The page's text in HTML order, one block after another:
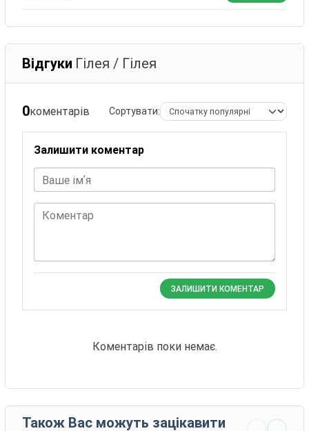
Відгуки Гілея / Гілея
0коментарів Сортувати:
Залишити коментар
Ваше імʼя
Коментар
ЗАЛИШИТИ КОМЕНТАР
Коментарів поки немає.
Також Вас можуть зацікавити